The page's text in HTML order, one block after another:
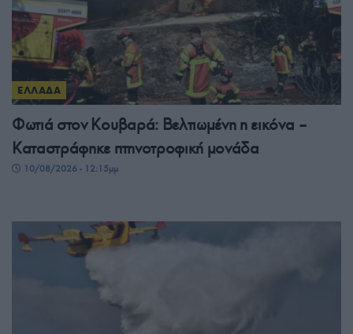
ΕΛΛΑΔΑ
Φωτιά στον Κουβαρά: Βελτιωμένη η εικόνα –
Καταστράφηκε πτηνοτροφική μονάδα
10/08/2026 - 12:15μμ